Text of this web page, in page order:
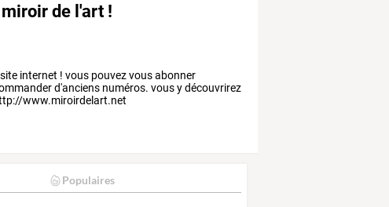
de l'art !
internet ! vous pouvez vous abonner
d'anciens numéros. vous y découvrirez
www.miroirdelart.net
Populaires